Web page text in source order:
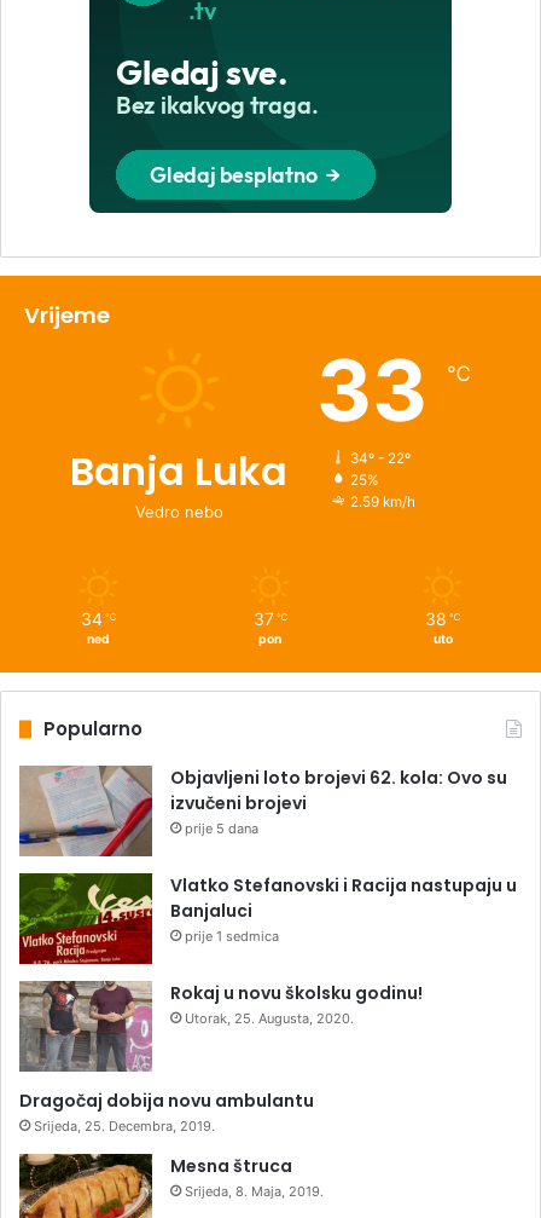
Vrijeme
Banja Luka
Vedro nebo
33 ℃
34º - 22º
25%
2.59 km/h
34 ℃
ned
37 ℃
pon
38 ℃
uto
Popularno
Objavljeni loto brojevi 62. kola: Ovo su
izvučeni brojevi
prije 5 dana
Vlatko Stefanovski i Racija nastupaju u
Banjaluci
prije 1 sedmica
Rokaj u novu školsku godinu!
Utorak, 25. Augusta, 2020.
Dragočaj dobija novu ambulantu
Srijeda, 25. Decembra, 2019.
Mesna štruca
Srijeda, 8. Maja, 2019.